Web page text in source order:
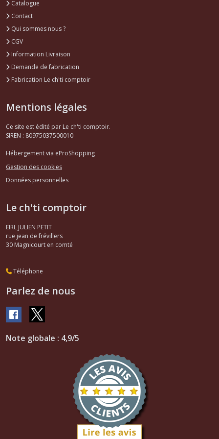
Catalogue
Contact
Qui sommes nous ?
CGV
Information Livraison
Demande de fabrication
Fabrication Le ch'ti comptoir
Mentions légales
Ce site est édité par Le ch'ti comptoir.
SIREN : 80975037500010
Hébergement via eProShopping
Gestion des cookies
Données personnelles
Le ch'ti comptoir
EIRL JULIEN PETIT
rue jean de frévillers
30 Magnicourt en comté
Téléphone
Parlez de nous
Note globale : 4,9/5